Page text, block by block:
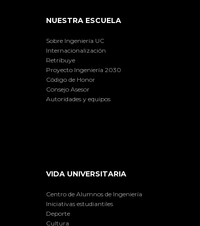
NUESTRA ESCUELA
Sobre Ingeniería UC
Internacionalización
Retribuye
Proyecto Ingeniería 2030
Código de Honor
Consejo Asesor
Autoridades y equipos
VIDA UNIVERSITARIA
Centro de Alumnos de Ingeniería
Iniciativas estudiantiles
Deporte
Cultura